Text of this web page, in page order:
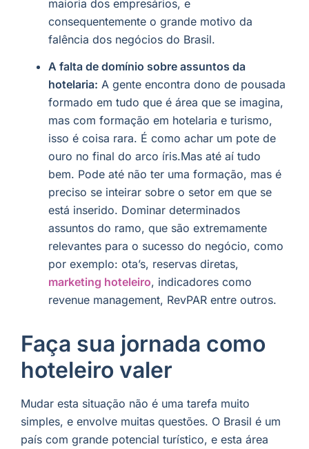
maioria dos empresários, e
consequentemente o grande motivo da
falência dos negócios do Brasil.
A falta de domínio sobre assuntos da
hotelaria: A gente encontra dono de pousada
formado em tudo que é área que se imagina,
mas com formação em hotelaria e turismo,
isso é coisa rara. É como achar um pote de
ouro no final do arco íris.Mas até aí tudo
bem. Pode até não ter uma formação, mas é
preciso se inteirar sobre o setor em que se
está inserido. Dominar determinados
assuntos do ramo, que são extremamente
relevantes para o sucesso do negócio, como
por exemplo: ota’s, reservas diretas,
marketing hoteleiro, indicadores como
revenue management, RevPAR entre outros.
Faça sua jornada como
hoteleiro valer
Mudar esta situação não é uma tarefa muito
simples, e envolve muitas questões. O Brasil é um
país com grande potencial turístico, e esta área